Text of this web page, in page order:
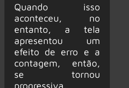
Quando isso
aconteceu, no
entanto, a tela
apresentou um
efeito de erro e a
contagem, então,
se tornou
progressiva,